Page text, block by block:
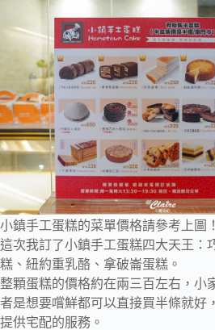
小鎮手工蛋糕的菜單價格請參考上圖
這次我訂了小鎮手工蛋糕四大天王：
糕、紐約重乳酪、拿破崙蛋糕。
整顆蛋糕的價格約在兩三百左右，小
者是想要嚐鮮都可以直接買半條就好
提供宅配的服務。